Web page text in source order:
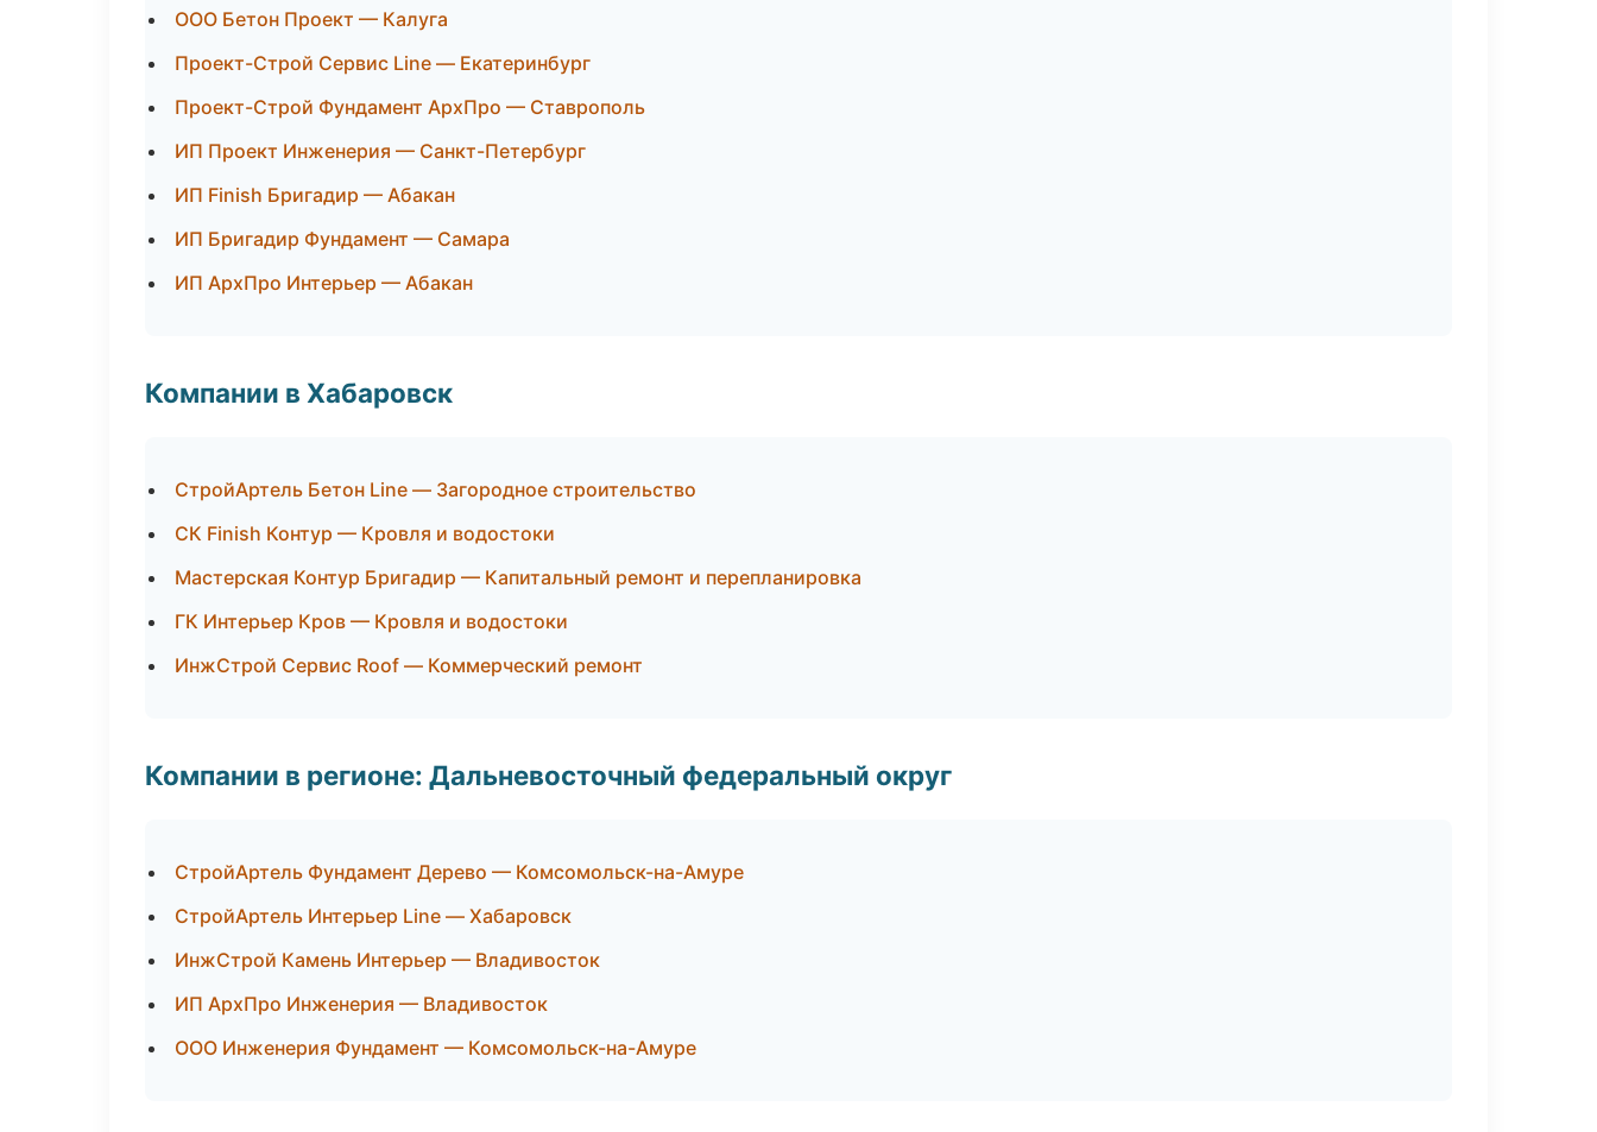
ООО Бетон Проект — Калуга
Проект-Строй Сервис Line — Екатеринбург
Проект-Строй Фундамент АрхПро — Ставрополь
ИП Проект Инженерия — Санкт-Петербург
ИП Finish Бригадир — Абакан
ИП Бригадир Фундамент — Самара
ИП АрхПро Интерьер — Абакан
Компании в Хабаровск
СтройАртель Бетон Line — Загородное строительство
СК Finish Контур — Кровля и водостоки
Мастерская Контур Бригадир — Капитальный ремонт и перепланировка
ГК Интерьер Кров — Кровля и водостоки
ИнжСтрой Сервис Roof — Коммерческий ремонт
Компании в регионе: Дальневосточный федеральный округ
СтройАртель Фундамент Дерево — Комсомольск-на-Амуре
СтройАртель Интерьер Line — Хабаровск
ИнжСтрой Камень Интерьер — Владивосток
ИП АрхПро Инженерия — Владивосток
ООО Инженерия Фундамент — Комсомольск-на-Амуре